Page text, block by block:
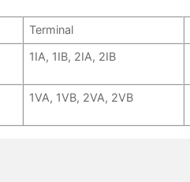
Terminal
1IA, 1IB, 2IA, 2IB
1VA, 1VB, 2VA, 2VB